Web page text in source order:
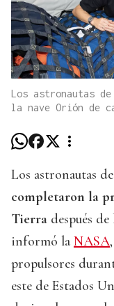
Los astronautas
la nave Orión de
Los astronautas
completaron la
Tierra después
informó la NASA
propulsores
este de Estados